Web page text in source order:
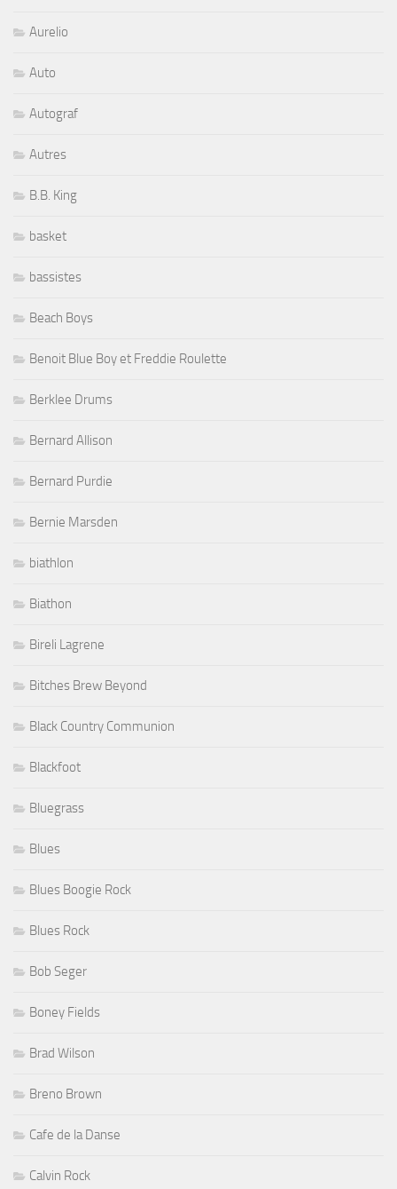
Aurelio
Auto
Autograf
Autres
B.B. King
basket
bassistes
Beach Boys
Benoit Blue Boy et Freddie Roulette
Berklee Drums
Bernard Allison
Bernard Purdie
Bernie Marsden
biathlon
Biathon
Bireli Lagrene
Bitches Brew Beyond
Black Country Communion
Blackfoot
Bluegrass
Blues
Blues Boogie Rock
Blues Rock
Bob Seger
Boney Fields
Brad Wilson
Breno Brown
Cafe de la Danse
Calvin Rock